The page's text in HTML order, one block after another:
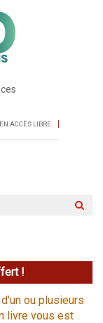
ACCÈS LIBRE
!
ou plusieurs
livre vous est